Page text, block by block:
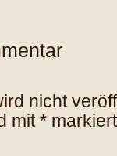
nicht
mit*markiert